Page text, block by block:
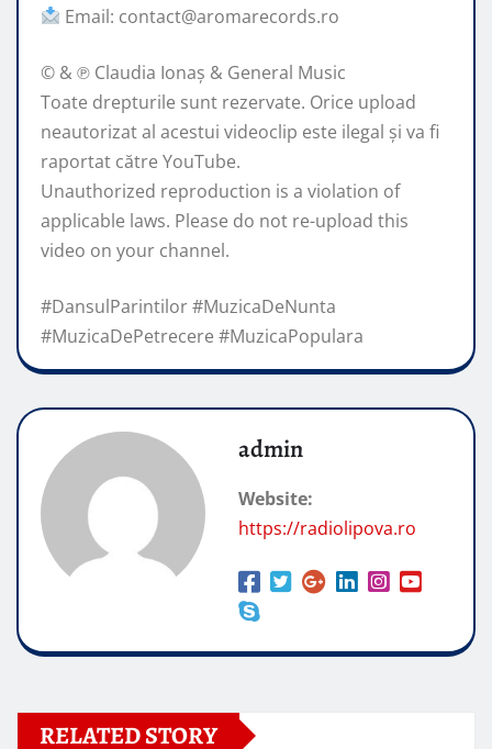
Email: contact@aromarecords.ro
© & ℗ Claudia Ionaș & General Music
Toate drepturile sunt rezervate. Orice upload
neautorizat al acestui videoclip este ilegal și va fi
raportat către YouTube.
Unauthorized reproduction is a violation of
applicable laws. Please do not re-upload this
video on your channel.
#DansulParintilor #MuzicaDeNunta
#MuzicaDePetrecere #MuzicaPopulara
admin
Website:
https://radiolipova.ro
RELATED STORY